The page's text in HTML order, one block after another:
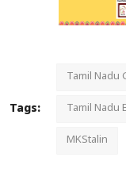
Tags:
Tamil Nadu
Tamil Nadu
MKStalin